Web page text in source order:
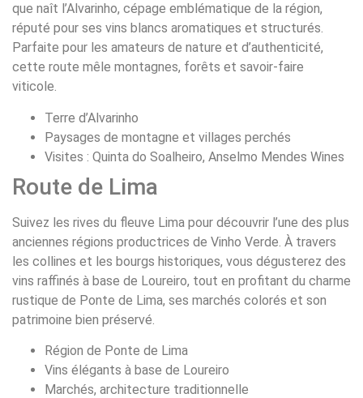
que naît l’Alvarinho, cépage emblématique de la région,
réputé pour ses vins blancs aromatiques et structurés.
Parfaite pour les amateurs de nature et d’authenticité,
cette route mêle montagnes, forêts et savoir-faire
viticole.
Terre d’Alvarinho
Paysages de montagne et villages perchés
Visites : Quinta do Soalheiro, Anselmo Mendes Wines
Route de Lima
Suivez les rives du fleuve Lima pour découvrir l’une des plus
anciennes régions productrices de Vinho Verde. À travers
les collines et les bourgs historiques, vous dégusterez des
vins raffinés à base de Loureiro, tout en profitant du charme
rustique de Ponte de Lima, ses marchés colorés et son
patrimoine bien préservé.
Région de Ponte de Lima
Vins élégants à base de Loureiro
Marchés, architecture traditionnelle